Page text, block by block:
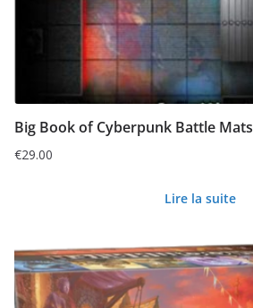
Big Book of Cyberpunk Battle Mats
€29.00
Lire la suite